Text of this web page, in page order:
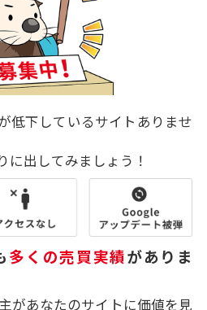
低下しているサイトありませ
に出してみましょう！
多くの売買実績がありま
があなたのサイトに価値を見